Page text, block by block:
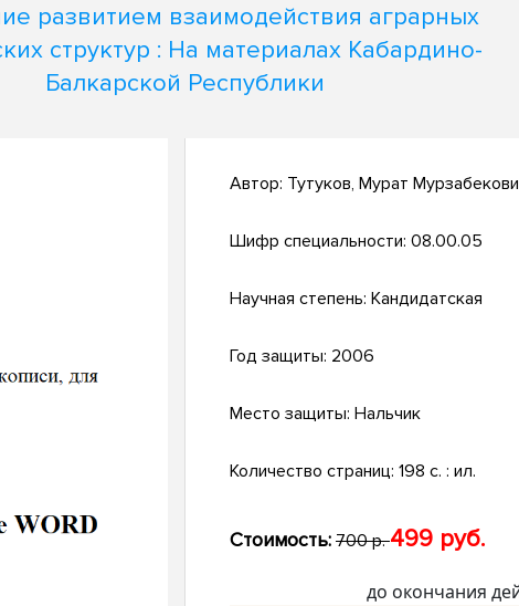
развитием взаимодействия аграрных
структур : На материалах Кабардино-
Балкарской Республики
Автор: Тутуков, Мурат
Шифр специальности: 08.00.05
Научная степень: Кандидатская
Год защиты: 2006
Место защиты: Нальчик
Количество страниц: 198 с. : ил.
Стоимость: 700 р.499 руб.
до окончания